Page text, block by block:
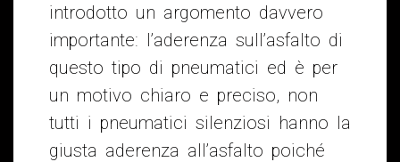
introdotto un argomento davvero
importante: l’aderenza sull’asfalto di
questo tipo di pneumatici ed è per
un motivo chiaro e preciso, non
tutti i pneumatici silenziosi hanno la
giusta aderenza all’asfalto poiché